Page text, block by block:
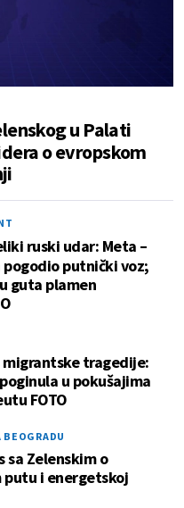
u Palati
o evropskom
ruski udar: Meta –
pogodio putnički voz;
guta plamen
migrantske tragedije:
u pokušajima
FOTO
BEOGRADU
sa Zelenskim o
putu i energetskoj